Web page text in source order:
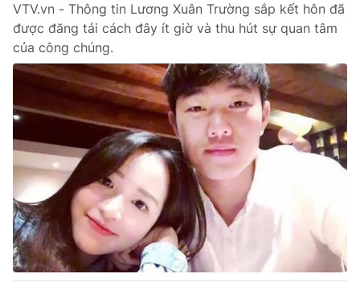
Phim VTV
Hậu trường
Nhân vật
Khán giả
Giải sao mai
Giải trí
Điện ảnh
Sao
Đời sống
Du lịch
Làm đẹp
Chất lượng cuộc sống
Giáo dục
Tuyển sinh
Học trực tuyến
Công nghệ
Hitech Công nghệ tương lai
Sản phẩm
Thị trường
Giao lưu trực tuyến
Lịch phát sóng
VTV.vn - Thông tin Lương Xuân Trường sắp kết hôn đã
được đăng tải cách đây ít giờ và thu hút sự quan tâm
của công chúng.